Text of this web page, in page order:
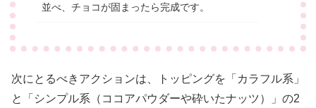
並べ、チョコが固まったら完成です。
次にとるべきアクションは、トッピングを「カラフル系」
と「シンプル系（ココアパウダーや砕いたナッツ）」の2